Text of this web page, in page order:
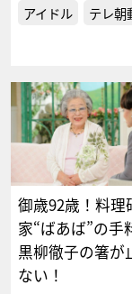
アイドル テレ朝
御歳92歳！料理
家“ばあば”の手
黒柳徹子の箸が
ない！